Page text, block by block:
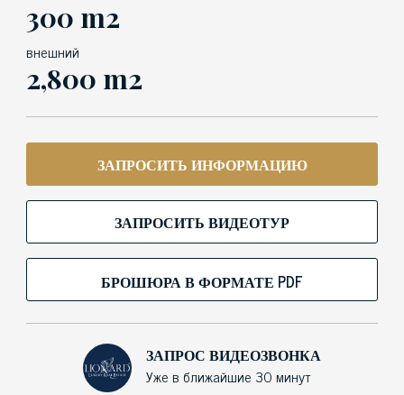
300 m2
внешний
2,800 m2
ЗАПРОСИТЬ ИНФОРМАЦИЮ
ЗАПРОСИТЬ ВИДЕОТУР
БРОШЮРА В ФОРМАТЕ PDF
ЗАПРОС ВИДЕОЗВОНКА
Уже в ближайшие 30 минут